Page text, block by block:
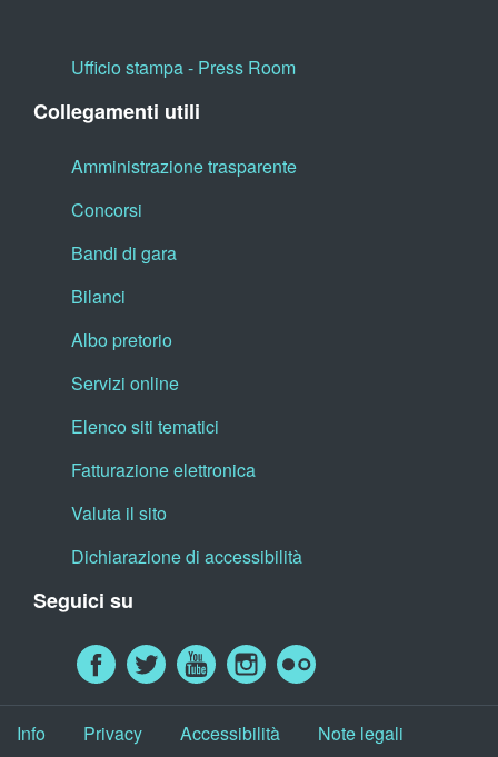
Ufficio stampa - Press Room
Collegamenti utili
Amministrazione trasparente
Concorsi
Bandi di gara
Bilanci
Albo pretorio
Servizi online
Elenco siti tematici
Fatturazione elettronica
Valuta il sito
Dichiarazione di accessibilità
Seguici su
Info Privacy Accessibilità Note legali